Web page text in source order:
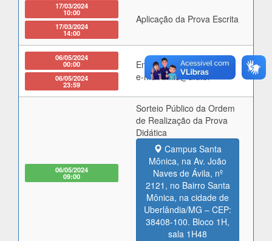
17/03/2024
10:00
17/03/2024
14:00
Aplicação da Prova Escrita
06/05/2024
00:00
06/05/2024
23:59
Entrega dos Títulos pelo
e-mail inhis@ufu.br
06/05/2024
09:00
Sorteio Público da Ordem
de Realização da Prova
Didática
Campus Santa
Mônica, na Av. João
Naves de Ávila, nº
2121, no Bairro Santa
Mônica, na cidade de
Uberlândia/MG – CEP:
38408-100. Bloco 1H,
sala 1H48